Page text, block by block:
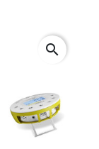
search